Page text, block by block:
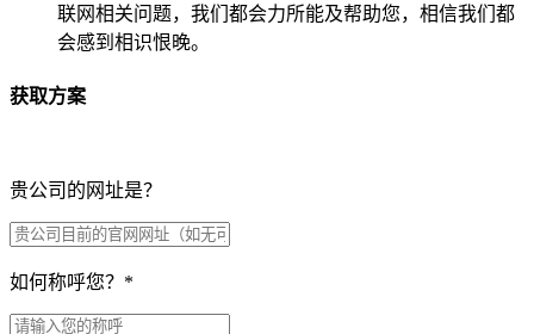
联网相关问题，我们都会力所能及帮助您，相信我们都
会感到相识恨晚。
获取方案
贵公司的网址是？
如何称呼您？ *